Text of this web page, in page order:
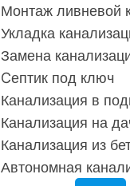
Монтаж ливневой
Укладка
Замена
Cептик под ключ
Канализация в
Канализация на
Канализация из
Автономная